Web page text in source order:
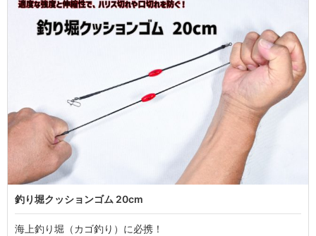
釣り堀クッションゴム 20cm
海上釣り堀（カゴ釣り）に必携！